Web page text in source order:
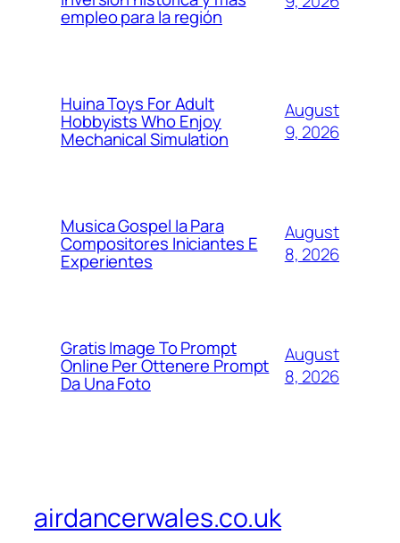
empleo para la región
Huina Toys For Adult
Hobbyists Who Enjoy
Mechanical Simulation
August
9, 2026
Musica Gospel Ia Para
Compositores Iniciantes E
Experientes
August
8, 2026
Gratis Image To Prompt
Online Per Ottenere Prompt
Da Una Foto
August
8, 2026
airdancerwales.co.uk